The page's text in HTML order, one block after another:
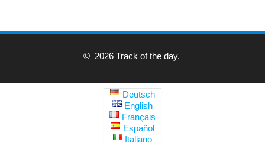
© 2026 Track of the day.
Deutsch
English
Français
Español
Italiano